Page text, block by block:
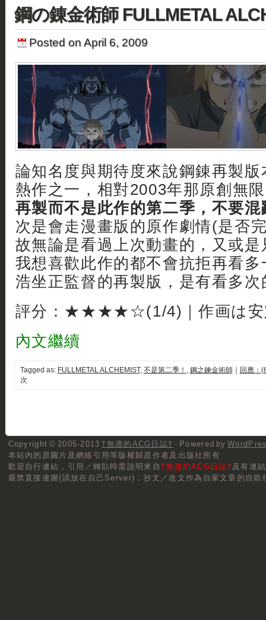
鋼の錬金術師 FULLMETAL
Posted on April 6, 2009
論知名度與期待度來說鋼錬再製
熱作之一，相對2003年那原創無
再製而不是此作的第二季，不要混
次是會走漫畫版的原作劇情(是否
故無論是看過上次動畫的，又或
我想喜歡此作的都不會抗拒再看
浩坐正監督的再製版，是有看多次
評分：★★★★☆(1/4)｜作画は安
內文繼續
Tagged as: FULLMETAL ALCHEMIST, 不是第二季！ , 鋼之鍊金術師｜
回應：
次
Copyright © 2005-2013 †無盡的ACG日誌† · Powered by
本站內的原圖片及網絡引用等版權歸原作者及出版社所有
歡迎自行連結， 引用／轉貼時需說明來自 †無盡的ACG日誌†及有連
嚴禁直接連圖(請放在自己Server)，抄文／改文作為自家文章的自欺